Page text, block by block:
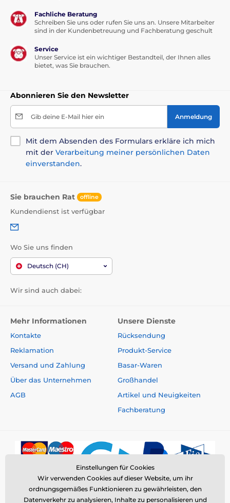
Fachliche Beratung
Schreiben Sie uns oder rufen Sie uns an. Unsere Mitarbeiter
sind in der Kundenbetreuung und Fachberatung geschult
Service
Unser Service ist ein wichtiger Bestandteil, der Ihnen alles
bietet, was Sie brauchen.
Abonnieren Sie den Newsletter
Gib deine E-Mail hier ein Anmeldung
Mit dem Absenden des Formulars erkläre ich mich
mit der Verarbeitung meiner persönlichen Daten
einverstanden.
Sie brauchen Rat offline
Kundendienst ist verfügbar
Wo Sie uns finden
Deutsch (CH)
Wir sind auch dabei:
Mehr Informationen
Kontakte
Reklamation
Versand und Zahlung
Über das Unternehmen
AGB
Unsere Dienste
Rücksendung
Produkt-Service
Basar-Waren
Großhandel
Artikel und Neuigkeiten
Fachberatung
Einstellungen für Cookies
Wir verwenden Cookies auf dieser Website, um ihr
ordnungsgemäßes Funktionieren zu gewährleisten, den
Datenverkehr zu analysieren, Inhalte zu personalisieren und